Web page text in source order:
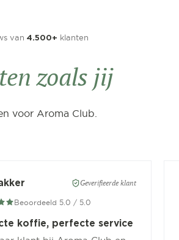
van 4.500+ klanten
zoals jij
voor Aroma Club.
Geverifieerde klant
Beoordeeld 5.0 / 5.0
koffie, perfecte service